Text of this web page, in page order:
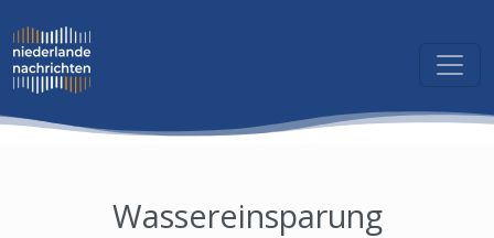
Wassereinsparung